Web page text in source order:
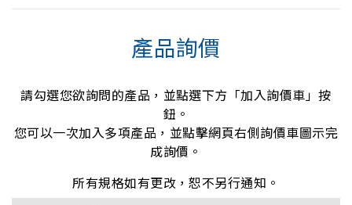
產品詢價
請勾選您欲詢問的產品，並點選下方「加入詢價車」按
鈕。
您可以一次加入多項產品，並點擊網頁右側詢價車圖示完
成詢價。
所有規格如有更改，恕不另行通知。